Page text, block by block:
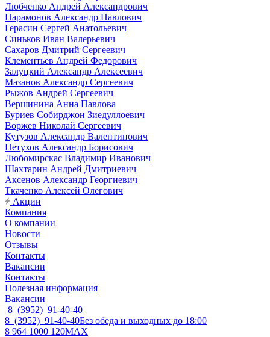
Любченко Андрей Александрович
Парамонов Александр Павлович
Герасин Сергей Анатольевич
Синьков Иван Валерьевич
Сахаров Дмитрий Сергеевич
Клементьев Андрей Федорович
Залуцкий Александр Алексеевич
Мазанов Александр Сергеевич
Рыжов Андрей Сергеевич
Вершинина Анна Павлова
Буриев Собирджон Зиедуллоевич
Воржев Николай Сергеевич
Кутузов Александр Валентинович
Петухов Александр Борисович
Любомирскас Владимир Иванович
Шахтарин Андрей Дмитриевич
Аксенов Александр Георгиевич
Ткаченко Алексей Олегович
Акции
Компания
О компании
Новости
Отзывы
Контакты
Вакансии
Контакты
Полезная информация
Вакансии
8 (3952) 91-40-40
8 (3952) 91-40-40Без обеда и выходных до 18:00
8 964 1000 120MAX